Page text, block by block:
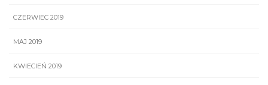
CZERWIEC 2019
MAJ 2019
KWIECIEŃ 2019